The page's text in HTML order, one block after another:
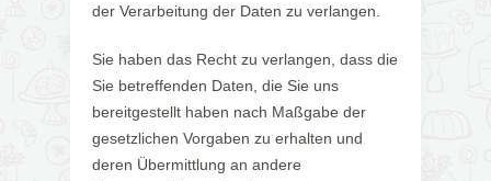
der Verarbeitung der Daten zu verlangen.
Sie haben das Recht zu verlangen, dass die
Sie betreffenden Daten, die Sie uns
bereitgestellt haben nach Maßgabe der
gesetzlichen Vorgaben zu erhalten und
deren Übermittlung an andere